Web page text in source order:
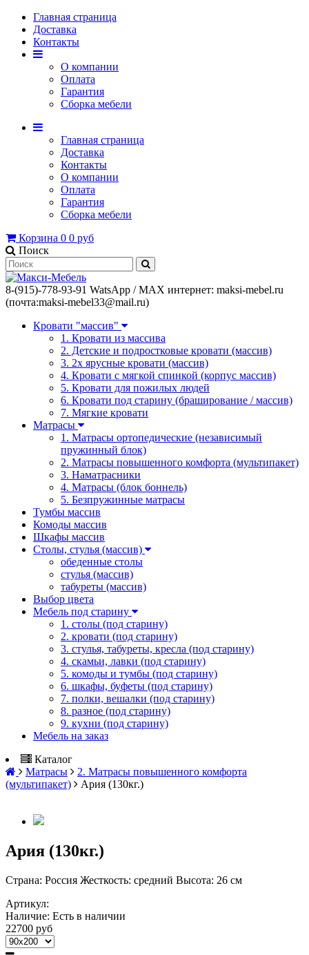
Главная страница
Доставка
Контакты
О компании
Оплата
Гарантия
Сборка мебели
Главная страница
Доставка
Контакты
О компании
Оплата
Гарантия
Сборка мебели
Корзина 0 0 руб
Поиск
8-(915)-778-93-91 WatsАpp / МАХ интернет: maksi-mebel.ru
(почта:maksi-mebel33@mail.ru)
Кровати "массив"
1. Кровати из массива
2. Детские и подростковые кровати (массив)
3. 2х ярусные кровати (массив)
4. Кровати с мягкой спинкой (корпус массив)
5. Кровати для пожилых людей
6. Кровати под старину (браширование / массив)
7. Мягкие кровати
Матрасы
1. Матрасы ортопедические (независимый
пружинный блок)
2. Матрасы повышенного комфорта (мультипакет)
3. Наматрасники
4. Матрасы (блок боннель)
5. Безпружинные матрасы
Тумбы массив
Комоды массив
Шкафы массив
Столы, стулья (массив)
обеденные столы
стулья (массив)
табуреты (массив)
Выбор цвета
Мебель под старину
1. столы (под старину)
2. кровати (под старину)
3. стулья, табуреты, кресла (под старину)
4. скамьи, лавки (под старину)
5. комоды и тумбы (под старину)
6. шкафы, буфеты (под старину)
7. полки, вешалки (под старину)
8. разное (под старину)
9. кухни (под старину)
Мебель на заказ
Каталог
Матрасы
2. Матрасы повышенного комфорта
(мультипакет)
Ария (130кг.)
Ария (130кг.)
Cтрана: Россия Жесткость: средний Высота: 26 см
Артикул:
Наличие: Есть в наличии
22700 руб